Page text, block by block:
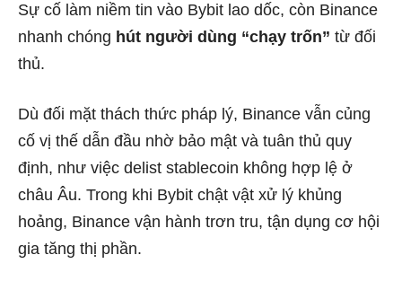
Sự cố làm niềm tin vào Bybit lao dốc, còn Binance
nhanh chóng hút người dùng “chạy trốn” từ đối
thủ.
Dù đối mặt thách thức pháp lý, Binance vẫn củng
cố vị thế dẫn đầu nhờ bảo mật và tuân thủ quy
định, như việc delist stablecoin không hợp lệ ở
châu Âu. Trong khi Bybit chật vật xử lý khủng
hoảng, Binance vận hành trơn tru, tận dụng cơ hội
gia tăng thị phần.